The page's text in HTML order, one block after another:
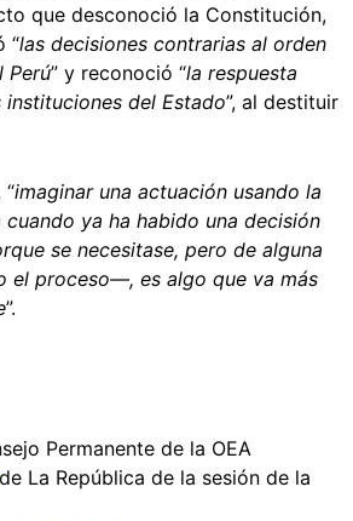
que desconoció la Constitución,
“las decisiones contrarias al orden
Perú” y reconoció “la respuesta
del Estado”, al destituir
imaginar una actuación usando la
ya ha habido una decisión
se necesitase, pero de alguna
el proceso—, es algo que va más
”.
Permanente de la OEA
de La República de la sesión de la